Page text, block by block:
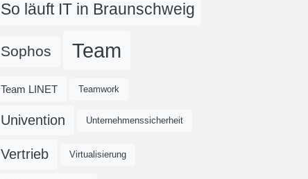
So läuft IT in Braunschweig
Sophos Team
Team LINET Teamwork
Univention Unternehmenssicherheit
Vertrieb Virtualisierung